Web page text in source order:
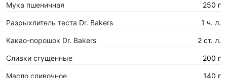
Мука пшеничная 250 г
Разрыхлитель теста Dr. Bakers 1 ч. л.
Какао-порошок Dr. Bakers 2 ст. л.
Сливки сгущенные 200 г
Масло сливочное 140 г